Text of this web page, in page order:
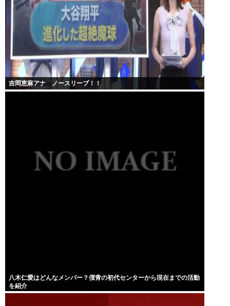
吉岡恵麻アナ ノースリーブ！！
八木仁愛はどんなメンバー？僕青の初代センターから現在までの活動
を紹介